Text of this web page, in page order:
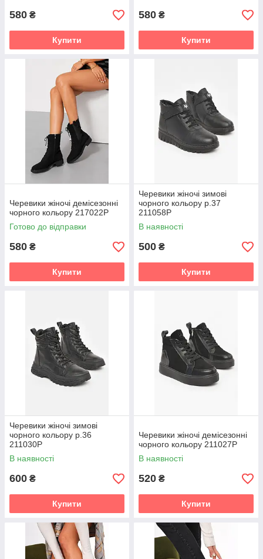
580 ₴
Купити
580 ₴
Купити
Черевики жіночі демісезонні
чорного кольору 217022P
Готово до відправки
580 ₴
Купити
Черевики жіночі зимові
чорного кольору р.37
211058P
В наявності
500 ₴
Купити
Черевики жіночі зимові
чорного кольору р.36
211030P
В наявності
600 ₴
Купити
Черевики жіночі демісезонні
чорного кольору 211027P
В наявності
520 ₴
Купити